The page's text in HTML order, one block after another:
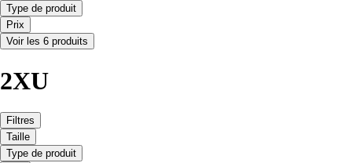
Type de produit
Prix
Voir les 6 produits
2XU
Filtres
Taille
Type de produit